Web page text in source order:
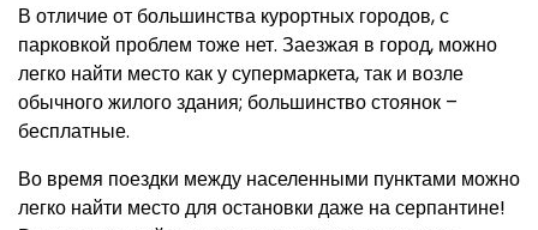
В отличие от большинства курортных городов, с
парковкой проблем тоже нет. Заезжая в город, можно
легко найти место как у супермаркета, так и возле
обычного жилого здания; большинство стоянок –
бесплатные.
Во время поездки между населенными пунктами можно
легко найти место для остановки даже на серпантине!